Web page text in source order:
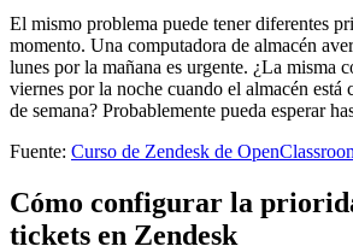
El mismo problema puede tener diferentes
momento. Una computadora de almacén
lunes por la mañana es urgente. ¿La misma
viernes por la noche cuando el almacén está
de semana? Probablemente pueda esperar
Fuente: Curso de Zendesk de
Cómo configurar la
tickets en Zendesk